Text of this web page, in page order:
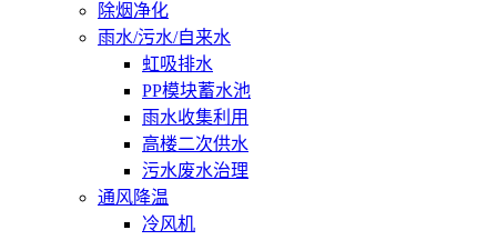
除烟净化
雨水/污水/自来水
虹吸排水
PP模块蓄水池
雨水收集利用
高楼二次供水
污水废水治理
通风降温
冷风机